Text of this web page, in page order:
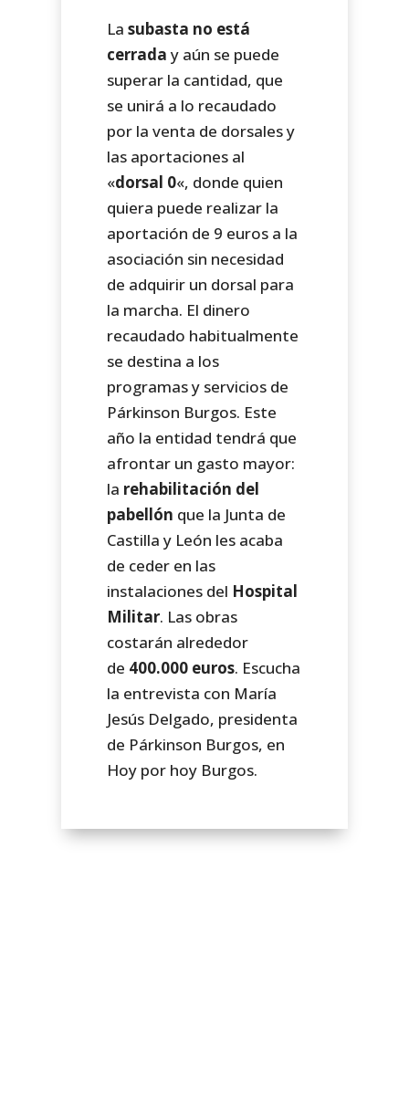
Lasubasta no está
cerrada y aún se puede
superar la cantidad, que
se unirá a lo recaudado
por la venta de dorsales y
las aportaciones al
«dorsal 0«, donde quien
quiera puede realizar la
aportación de 9 euros a la
asociación sin necesidad
de adquirir un dorsal para
la marcha. El dinero
recaudado habitualmente
se destina a los
programas y servicios de
Párkinson Burgos. Este
año la entidad tendrá que
afrontar un gasto mayor:
la rehabilitación del
pabellón que la Junta de
Castilla y León les acaba
de ceder en las
instalaciones del Hospital
Militar. Las obras
costarán alrededor
de 400.000 euros. Escucha
la entrevista con María
Jesús Delgado, presidenta
de Párkinson Burgos, en
Hoy por hoy Burgos.